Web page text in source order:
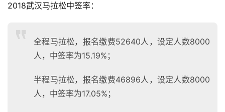
2018武汉马拉松中签率：
全程马拉松，报名缴费52640人，设定人数8000
人，中签率为15.19%；
半程马拉松，报名缴费46896人，设定人数8000
人，中签率为17.05%；